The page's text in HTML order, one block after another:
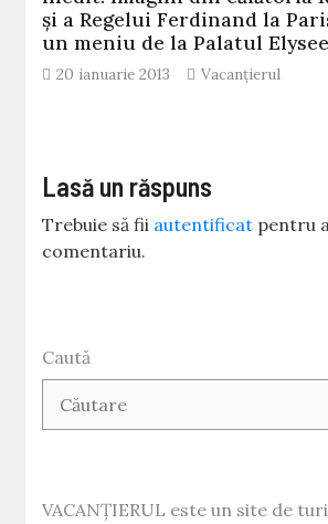
și a Regelui Ferdinand la
un meniu de la Palatul Elysee
20 ianuarie 2013 Vacanțierul
Lasă un răspuns
Trebuie să fii autentificat pentru
comentariu.
Caută
VACANȚIERUL este un site de